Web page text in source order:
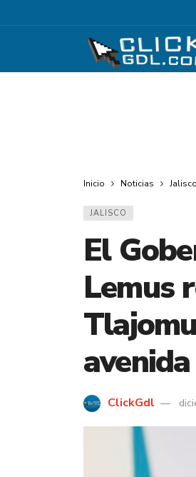
Inicio Noticias Jalisco
JALISCO
El
Lemus
ClickGdl